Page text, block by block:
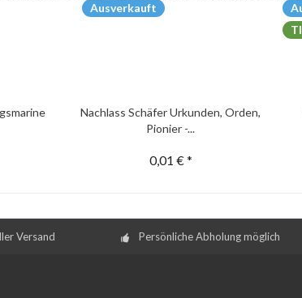
Ausverkauft
Nachlass Schäfer Urkunden, Orden,
Pionier -...
0,01 € *
Versand Persönliche Abholung möglich